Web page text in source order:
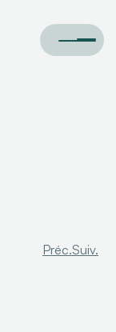
Préc.Suiv.